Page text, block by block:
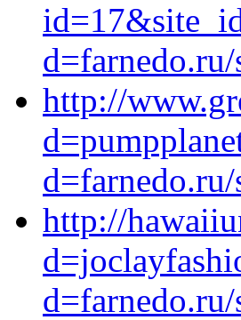
http://
http://